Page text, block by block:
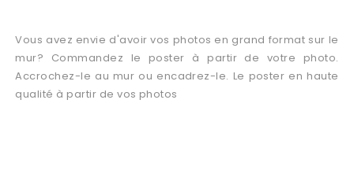
Vous avez envie d'avoir vos photos en grand format sur le
mur? Commandez le poster à partir de votre photo.
Accrochez-le au mur ou encadrez-le. Le poster en haute
qualité à partir de vos photos